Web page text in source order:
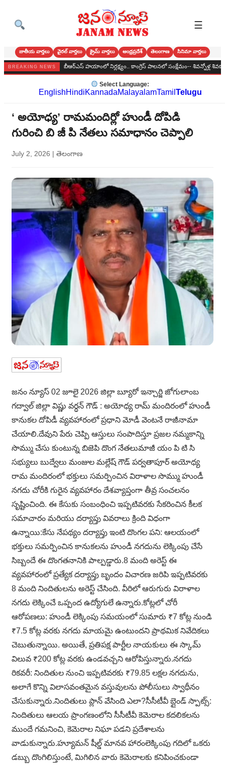
☰
జాతీయ వార్తలు వైరల్ వార్తలు క్రైమ్ వార్తలు ఆంధ్రప్రదేశ్ తెలంగాణ సినిమా వార్తలు
BREAKING NEWS
పండుగ బీఆర్‌ఎస్‌ హయాంలో నిర్లక్ష్యం.. కాంగ్రెస్‌ పాలనలో సంక్షేమం-- శివన్నోళ్ల శివకుమార్
Select Language:
EnglishHindiKannadaMalayalamTamil Telugu
‘ అయోధ్య’ రామమందిర్లో హుండీ దోపిడి
గురించి బి జీ పి నేతలు సమాధానం చెప్పాలి
July 2, 2026 | తెలంగాణ
జనం న్యూస్ 02 జూలై 2026 జిల్లా బ్యూరో ఇన్చార్జి జోగులాంబ
గద్వాల్ జిల్లా విష్ణు వర్ధన్ గౌడ్ : అయోధ్య రామ్ మందిరంలో హుండీ
కానుకల దోపిడీ వ్యవహారంలో ప్రధాని మోడీ వెంటనే రాజీనామా
చేయాలి.దేవుని పేరు చెప్పి ఆస్తులు సంపాదిస్తూ ప్రజల నమ్మకాన్ని
సొమ్ము చేసు కుంటున్న బిజెపి దొంగ నేతలుమాజీ యం పి టి సి
సభ్యులు బుద్వేలు మంజుల మల్లేష్ గౌడ్ పర్వతాపూర్ అయోధ్య
రామ మందిరంలో భక్తులు సమర్పించిన విరాళాల సొమ్ము హుండీ
నగదు చోరీకి గురైన వ్యవహారం దేశవ్యాప్తంగా తీవ్ర సంచలనం
సృష్టించింది. ఈ కేసుకు సంబంధించి ఇప్పటివరకు సేకరించిన కీలక
సమాచారం మరియు దర్యాప్తు వివరాలు క్రింది విధంగా
ఉన్నాయి:కేసు నేపథ్యం దర్యాప్తు ఇంటి దొంగల పని: ఆలయంలో
భక్తులు సమర్పించిన కానుకలను హుండీ నగదును లెక్కింపు చేసే
సిబ్బందే ఈ దొంగతనానికి పాల్పడ్డారు.8 మంది అరెస్ట్ ఈ
వ్యవహారంలో ప్రత్యేక దర్యాప్తు బృందం విచారణ జరిపి ఇప్పటివరకు
8 మంది నిందితులను అరెస్ట్ చేసింది. వీరిలో ఆరుగురు విరాళాల
నగదు లెక్కించే ఒప్పంద ఉద్యోగులే ఉన్నారు.కోట్లలో చోరీ
ఆరోపణలు: హుండీ లెక్కింపు సమయంలో సుమారు ₹7 కోట్ల నుండి
₹7.5 కోట్ల వరకు నగదు మాయమై ఉంటుందని ప్రాథమిక నివేదికలు
చెబుతున్నాయి. అయితే, ప్రతిపక్ష పార్టీల నాయకులు ఈ స్కామ్
విలువ ₹200 కోట్ల వరకు ఉండవచ్చని ఆరోపిస్తున్నారు.నగదు
రికవరీ: నిందితుల నుంచి ఇప్పటివరకు ₹79.85 లక్షల నగదును,
అలాగే కొన్ని విలాసవంతమైన వస్తువులను పోలీసులు స్వాధీనం
చేసుకున్నారు.నిందితులు ప్లాన్ వేసింది ఎలా?సీసీటీవీ బ్లైండ్ స్పాట్స్:
నిందితులు ఆలయ ప్రాంగణంలోని సీసీటీవీ కెమెరాల కదలికలను
ముందే గమనించి, కెమెరాల నిఘా పడని ప్రదేశాలను
వాడుకున్నారు.హ్యూమన్ షీల్డ్ మానవ హారంలెక్కింపు గదిలో ఒకరు
డబ్బు దొంగిలిస్తుంటే, మిగిలిన వారు కెమెరాలకు కనిపించకుండా